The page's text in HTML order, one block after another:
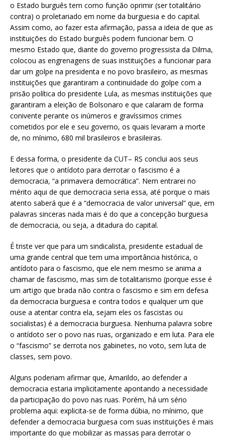
o Estado burguês tem como função oprimir (ser totalitário
contra) o proletariado em nome da burguesia e do capital.
Assim como, ao fazer esta afirmação, passa a ideia de que as
instituições do Estado burguês podem funcionar bem. O
mesmo Estado que, diante do governo progressista da Dilma,
colocou as engrenagens de suas instituições a funcionar para
dar um golpe na presidenta e no povo brasileiro, as mesmas
instituições que garantiram a continuidade do golpe com a
prisão política do presidente Lula, as mesmas instituições que
garantiram a eleição de Bolsonaro e que calaram de forma
conivente perante os inúmeros e gravíssimos crimes
cometidos por ele e seu governo, os quais levaram a morte
de, no mínimo, 680 mil brasileiros e brasileiras.
E dessa forma, o presidente da CUT– RS conclui aos seus
leitores que o antídoto para derrotar o fascismo é a
democracia, “a primavera democrática”. Nem entrarei no
mérito aqui de que democracia seria essa, até porque o mais
atento saberá que é a “democracia de valor universal” que, em
palavras sinceras nada mais é do que a concepção burguesa
de democracia, ou seja, a ditadura do capital.
É triste ver que para um sindicalista, presidente estadual de
uma grande central que tem uma importância histórica, o
antídoto para o fascismo, que ele nem mesmo se anima a
chamar de fascismo, mas sim de totalitarismo (porque esse é
um artigo que brada não contra o fascismo e sim em defesa
da democracia burguesa e contra todos e qualquer um que
ouse a atentar contra ela, sejam eles os fascistas ou
socialistas) é a democracia burguesa. Nenhuma palavra sobre
o antídoto ser o povo nas ruas, organizado e em luta. Para ele
o “fascismo” se derrota nos gabinetes, no voto, sem luta de
classes, sem povo.
Alguns poderiam afirmar que, Amarildo, ao defender a
democracia estaria implicitamente apontando a necessidade
da participação do povo nas ruas. Porém, há um sério
problema aqui: explicita-se de forma dúbia, no mínimo, que
defender a democracia burguesa com suas instituições é mais
importante do que mobilizar as massas para derrotar o